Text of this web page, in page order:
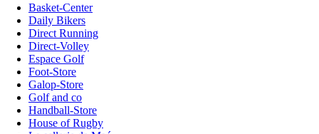
Basket-Center
Daily Bikers
Direct Running
Direct-Volley
Espace Golf
Foot-Store
Galop-Store
Golf and co
Handball-Store
House of Rugby